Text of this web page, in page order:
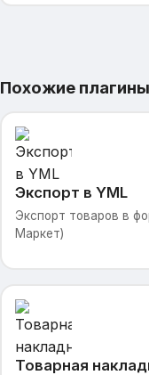
Похожие плагины
Экспорт в YML
Экспорт товаров в
Маркет)
Товарная